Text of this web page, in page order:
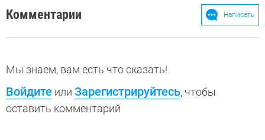
Комментарии Написать
Мы знаем, вам есть что сказать!
Войдите или Зарегистрируйтесь, чтобы
оставить комментарий